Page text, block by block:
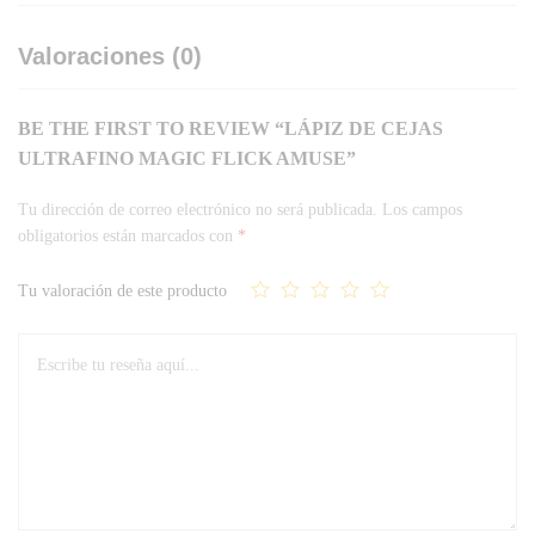
Valoraciones (0)
BE THE FIRST TO REVIEW “LÁPIZ DE CEJAS
ULTRAFINO MAGIC FLICK AMUSE”
Tu dirección de correo electrónico no será publicada.
Los campos
obligatorios están marcados con *
Tu valoración de este producto